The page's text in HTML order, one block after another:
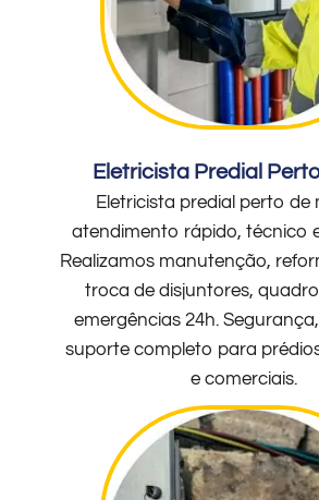
Eletricista Predial
Eletricista predial perto de
atendimento rápido, técnico
Realizamos manutenção,
troca de disjuntores,
emergências 24h.
suporte completo para
e comerciais.